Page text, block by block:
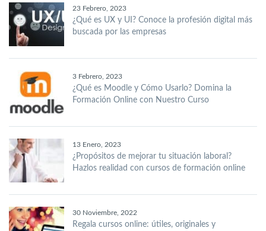
23 Febrero, 2023
¿Qué es UX y UI? Conoce la profesión digital más
buscada por las empresas
3 Febrero, 2023
¿Qué es Moodle y Cómo Usarlo? Domina la
Formación Online con Nuestro Curso
13 Enero, 2023
¿Propósitos de mejorar tu situación laboral?
Hazlos realidad con cursos de formación online
30 Noviembre, 2022
Regala cursos online: útiles, originales y